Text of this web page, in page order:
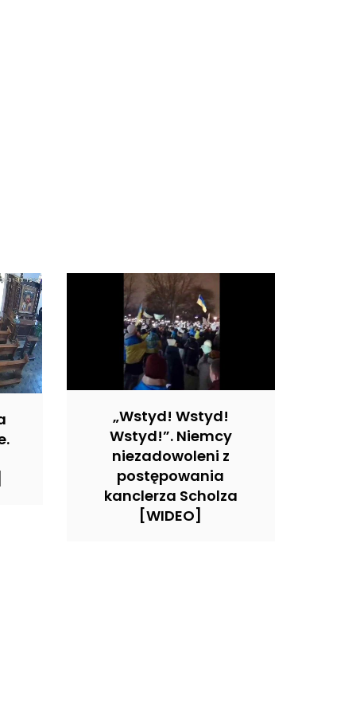
„Wstyd! Wstyd!
Wstyd!”. Niemcy
niezadowoleni z
postępowania
kanclerza Scholza
[WIDEO]